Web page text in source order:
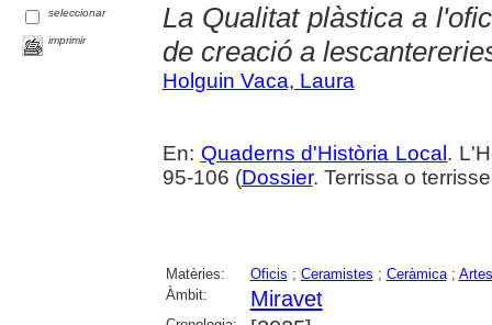
seleccionar
imprimir
La Qualitat plàstica a
de creació a
Holguin Vaca, Laura
En: Quaderns d'Història Local .
95-106 (Dossier. Terrissa o
Matèries: Oficis ; Ceramistes ; Ceràmica;
Àmbit:
Miravet